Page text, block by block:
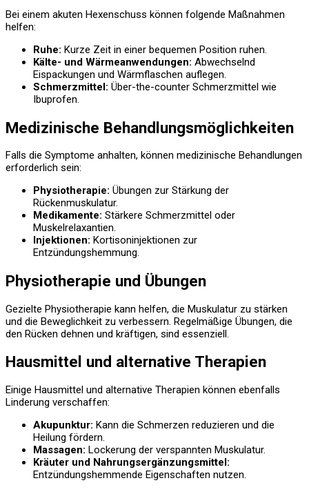
Bei einem akuten Hexenschuss können folgende Maßnahmen
helfen:
Ruhe: Kurze Zeit in einer bequemen Position ruhen.
Kälte- und Wärmeanwendungen: Abwechselnd
Eispackungen und Wärmflaschen auflegen.
Schmerzmittel: Über-the-counter Schmerzmittel wie
Ibuprofen.
Medizinische Behandlungsmöglichkeiten
Falls die Symptome anhalten, können medizinische Behandlungen
erforderlich sein:
Physiotherapie: Übungen zur Stärkung der
Rückenmuskulatur.
Medikamente: Stärkere Schmerzmittel oder
Muskelrelaxantien.
Injektionen: Kortisoninjektionen zur
Entzündungshemmung.
Physiotherapie und Übungen
Gezielte Physiotherapie kann helfen, die Muskulatur zu stärken
und die Beweglichkeit zu verbessern. Regelmäßige Übungen, die
den Rücken dehnen und kräftigen, sind essenziell.
Hausmittel und alternative Therapien
Einige Hausmittel und alternative Therapien können ebenfalls
Linderung verschaffen:
Akupunktur: Kann die Schmerzen reduzieren und die
Heilung fördern.
Massagen: Lockerung der verspannten Muskulatur.
Kräuter und Nahrungsergänzungsmittel:
Entzündungshemmende Eigenschaften nutzen.